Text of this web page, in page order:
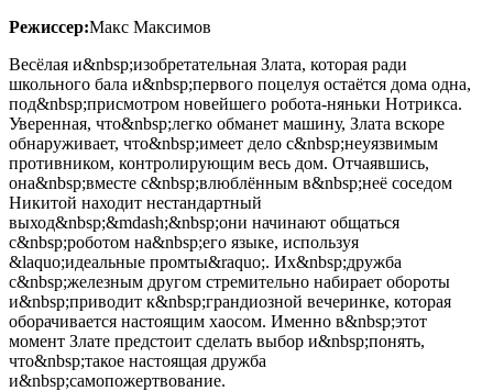
Режиссер:Макс Максимов
Весёлая и&nbsp;изобретательная Злата, которая ради
школьного бала и&nbsp;первого поцелуя остаётся дома одна,
под&nbsp;присмотром новейшего робота-няньки Нотрикса.
Уверенная, что&nbsp;легко обманет машину, Злата вскоре
обнаруживает, что&nbsp;имеет дело с&nbsp;неуязвимым
противником, контролирующим весь дом. Отчаявшись,
она&nbsp;вместе с&nbsp;влюблённым в&nbsp;неё соседом
Никитой находит нестандартный
выход&nbsp;&mdash;&nbsp;они начинают общаться
с&nbsp;роботом на&nbsp;его языке, используя
&laquo;идеальные промты&raquo;. Их&nbsp;дружба
с&nbsp;железным другом стремительно набирает обороты
и&nbsp;приводит к&nbsp;грандиозной вечеринке, которая
оборачивается настоящим хаосом. Именно в&nbsp;этот
момент Злате предстоит сделать выбор и&nbsp;понять,
что&nbsp;такое настоящая дружба
и&nbsp;самопожертвование.